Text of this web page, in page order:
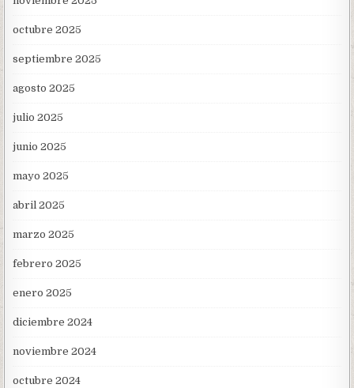
octubre 2025
septiembre 2025
agosto 2025
julio 2025
junio 2025
mayo 2025
abril 2025
marzo 2025
febrero 2025
enero 2025
diciembre 2024
noviembre 2024
octubre 2024